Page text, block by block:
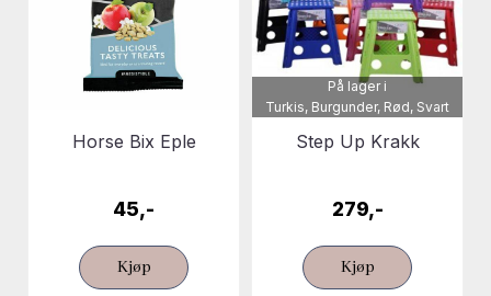
Horse Bix Eple
45,-
Kjøp
På lager i
Turkis, Burgunder, Rød, Svart
Step Up Krakk
279,-
Kjøp